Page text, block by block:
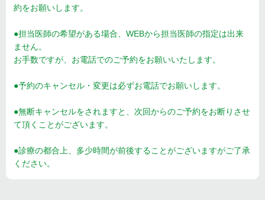
約をお願いします。
●担当医師の希望がある場合、WEBから担当医師の指定は出来
ません。
お手数ですが、お電話でのご予約をお願いいたします。
●予約のキャンセル・変更は必ずお電話でお願いします。
●無断キャンセルをされますと、次回からのご予約をお断りさせ
て頂くことがございます。
●診療の都合上、多少時間が前後することがございますがご了承
ください。